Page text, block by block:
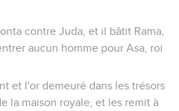
contre Juda, et il bâtit Rama,
aucun homme pour Asa, roi
et l'or demeuré dans les trésors
la maison royale, et les remit à